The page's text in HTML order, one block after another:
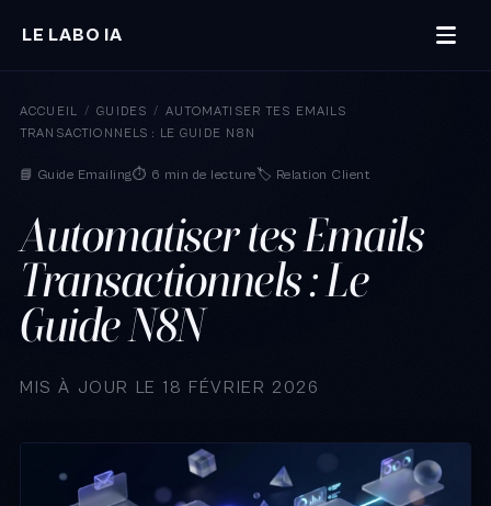
LE LABO IA
ACCUEIL / GUIDES / AUTOMATISER TES EMAILS
TRANSACTIONNELS : LE GUIDE N8N
📘 Guide Emailing⏱️ 6 min de lecture 🏷️ Relation Client
Automatiser tes Emails
Transactionnels : Le
Guide N8N
MIS À JOUR LE 18 FÉVRIER 2026